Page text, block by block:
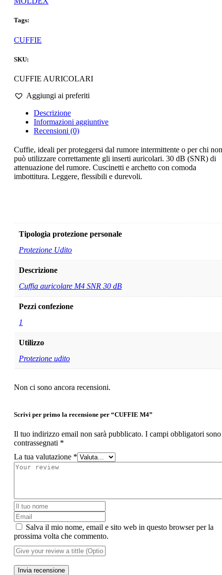
Tags:
CUFFIE
SKU:
CUFFIE AURICOLARI
Aggiungi ai preferiti
Descrizione
Informazioni aggiuntive
Recensioni (0)
Cuffie, ideali per proteggersi dal rumore intermittente o per chi non
può utilizzare correttamente gli inserti auricolari. 30 dB (SNR) di
attenuazione del rumore. Cuscinetti e archetto con comoda
imbottitura. Leggere, flessibili e durevoli.
Tipologia protezione personale
Protezione Udito
Descrizione
Cuffia auricolare M4 SNR 30 dB
Pezzi confezione
1
Utilizzo
Protezione udito
Non ci sono ancora recensioni.
Scrivi per primo la recensione per “CUFFIE M4”
Il tuo indirizzo email non sarà pubblicato. I campi obbligatori sono
contrassegnati *
La tua valutazione *
Salva il mio nome, email e sito web in questo browser per la
prossima volta che commento.
Invia recensione